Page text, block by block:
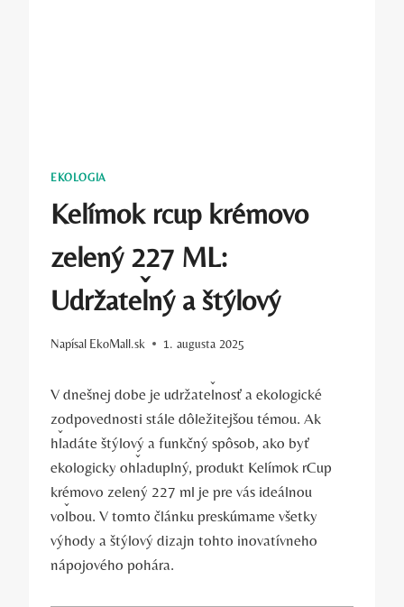
EKOLOGIA
Kelímok rcup krémovo
zelený 227 ML:
Udržateľný a štýlový
Napísal EkoMall.sk 1. augusta 2025
V dnešnej dobe je udržateľnosť a ekologické
zodpovednosti stále dôležitejšou témou. Ak
hľadáte štýlový a funkčný spôsob, ako byť
ekologicky ohľaduplný, produkt Kelímok rCup
krémovo zelený 227 ml je pre vás ideálnou
voľbou. V tomto článku preskúmame všetky
výhody a štýlový dizajn tohto inovatívneho
nápojového pohára.